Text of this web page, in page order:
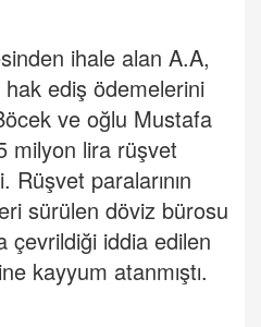
ihale alan A.A,
ediş ödemelerini
ve oğlu Mustafa
milyon lira rüşvet
paralarının
sürülen döviz bürosu
çevrildiği iddia edilen
kayyum atanmıştı.